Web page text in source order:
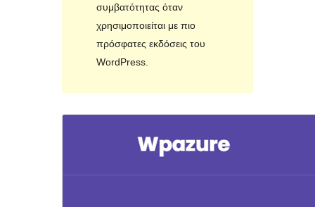
συμβατότητας όταν
χρησιμοποιείται με πιο
πρόσφατες εκδόσεις του
WordPress.